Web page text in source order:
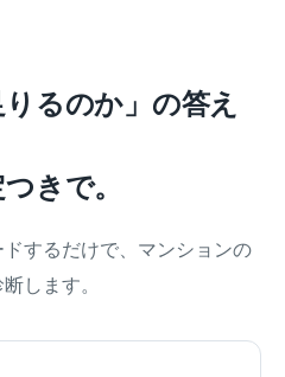
りるのか」の答え
きで。
するだけで、マンションの
します。